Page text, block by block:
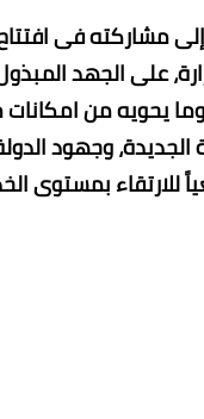
مشاركته فى
على الجهد
وما يحويه من
الجديدة، وجهود
للارتقاء بمستوى